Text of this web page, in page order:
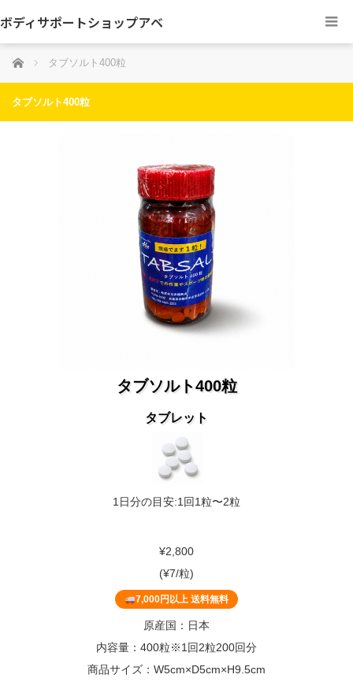
ボディサポートショップアベ
ホーム タブソルト400粒
タブソルト400粒
タブソルト400粒
タブレット
1日分の目安:1回1粒〜2粒
¥2,800
(¥7/粒)
7,000円以上 送料無料
原産国：日本
内容量：400粒※1回2粒200回分
商品サイズ：W5cm×D5cm×H9.5cm